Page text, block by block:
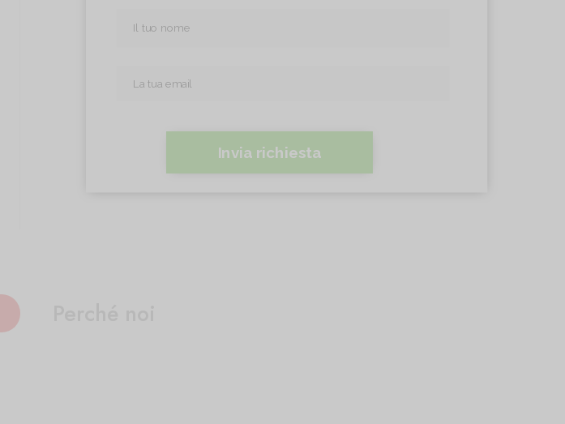
Invia richiesta